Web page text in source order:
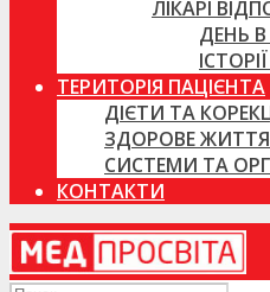
ЛІКАРІ
ДЕНЬ В
ТЕРИТОРІЯ ПАЦІЄНТА
ДІЄТИ ТА
ЗДОРОВЕ
СИСТЕМИ ТА
КОНТАКТИ